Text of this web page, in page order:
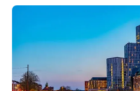
Få hjälp